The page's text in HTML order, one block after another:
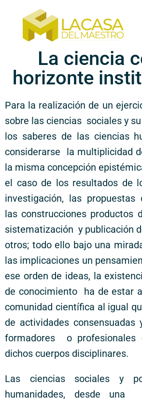
La ciencia
horizonte
Para la realización de un
sobre las ciencias sociales y
los saberes de las ciencias
considerarse la multiplicidad
la misma concepción
el caso de los resultados de
investigación, las propuestas
las construcciones productos
sistematización y publicación
otros; todo ello bajo una
las implicaciones un
ese orden de ideas, la
de conocimiento ha de estar
comunidad científica al igual
de actividades consensuadas
formadores o profesionales
dichos cuerpos disciplinares.
Las ciencias sociales y
humanidades, desde una